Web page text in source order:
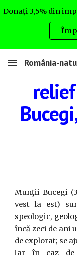
Skip to main content
România-
Munţii Bucegi
vest la est)
speologic,
încă zeci de ani
de explorat; se
iar în caz de